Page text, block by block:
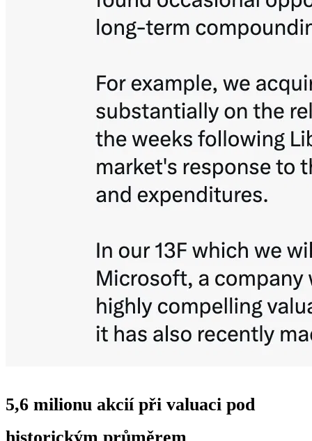
5,6 milionu akcií při valuaci pod